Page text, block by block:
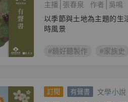
主播 張春泉 作者
吳鳴
以季節與土地為主題的
時風景
#鏡好聽製作 #家族史
訂閱 有聲書 文學小說